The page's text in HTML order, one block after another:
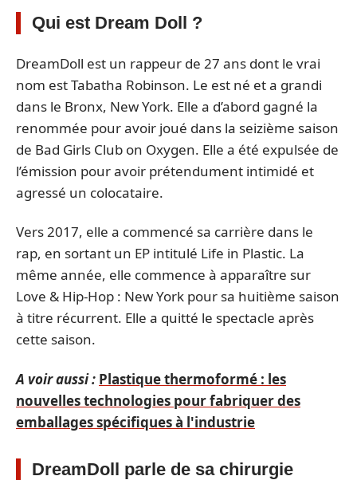
Qui est Dream Doll ?
DreamDoll est un rappeur de 27 ans dont le vrai
nom est Tabatha Robinson. Le est né et a grandi
dans le Bronx, New York. Elle a d’abord gagné la
renommée pour avoir joué dans la seizième saison
de Bad Girls Club on Oxygen. Elle a été expulsée de
l’émission pour avoir prétendument intimidé et
agressé un colocataire.
Vers 2017, elle a commencé sa carrière dans le
rap, en sortant un EP intitulé Life in Plastic. La
même année, elle commence à apparaître sur
Love & Hip-Hop : New York pour sa huitième saison
à titre récurrent. Elle a quitté le spectacle après
cette saison.
A voir aussi : Plastique thermoformé : les
nouvelles technologies pour fabriquer des
emballages spécifiques à l'industrie
DreamDoll parle de sa chirurgie